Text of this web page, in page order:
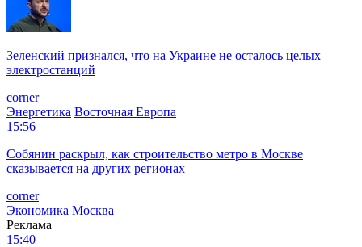
Зеленский признался, что на Украине не осталось целых
электростанций
corner
Энергетика Восточная Европа
15:56
Собянин раскрыл, как строительство метро в Москве
сказывается на других регионах
corner
Экономика Москва
Реклама
15:40